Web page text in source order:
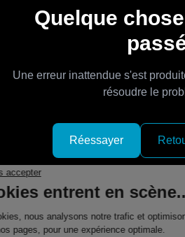
Quelque
Une erreur inattendue s'est
résoudre le
Réessayer